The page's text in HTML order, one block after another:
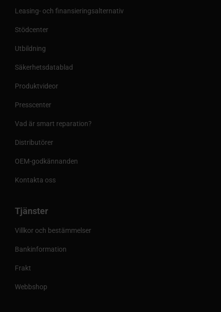
Leasing- och finansieringsalternativ
Stödcenter
Utbildning
Säkerhetsdatablad
Produktvideor
Presscenter
Vad är smart reparation?
Distributörer
OEM-godkännanden
Kontakta oss
Tjänster
Villkor och bestämmelser
Bankinformation
Frakt
Webbshop